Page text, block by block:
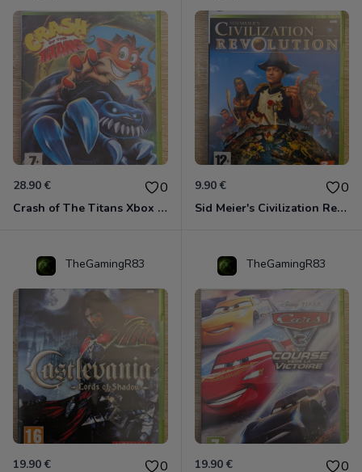
28.90 € 0
Crash of The Titans Xbox 360
9.90 € 0
Sid Meier's Civilization Revolution Xbox 360
TheGamingR83
19.90 € 0
TheGamingR83
19.90 € 0